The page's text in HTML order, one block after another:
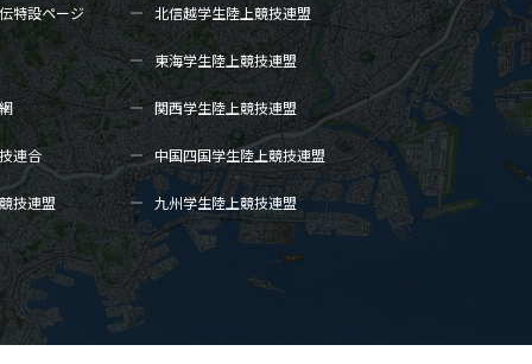
特設ページ 北信越学生陸上競技連盟
東海学生陸上競技連盟
関西学生陸上競技連盟
連合 中国四国学生陸上競技連盟
技連盟 九州学生陸上競技連盟